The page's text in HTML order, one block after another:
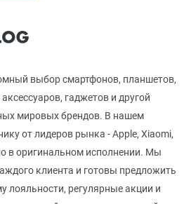
выбор смартфонов, планшетов,
гаджетов и другой
мировых брендов. В нашем
от лидеров рынка - Apple, Xiaomi,
в оригинальном исполнении. Мы
клиента и готовы предложить
лояльности, регулярные акции и